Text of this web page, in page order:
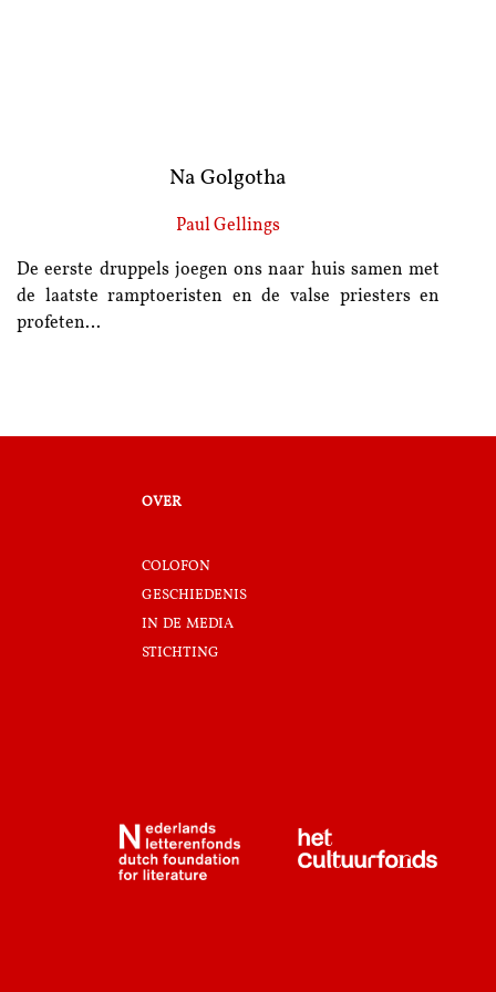
Na Golgotha
Paul Gellings
De eerste druppels joegen ons naar huis samen met
de laatste ramptoeristen en de valse priesters en
profeten…
over
colofon
geschiedenis
in de media
stichting